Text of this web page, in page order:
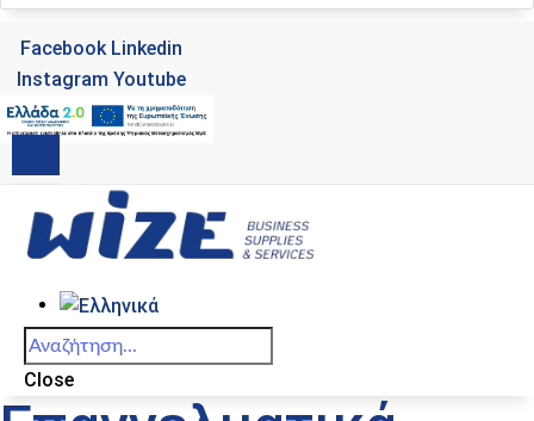
Facebook Linkedin
Instagram Youtube
Close